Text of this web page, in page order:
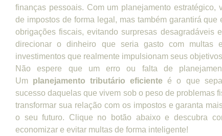
finanças pessoais. Com um planejamento estratégico,
de impostos de forma legal, mas também garantirá
obrigações fiscais, evitando surpresas desagradáveis
direcionar o dinheiro que seria gasto com multas
investimentos que realmente impulsionam seus
Não espere que um erro ou falta de
Um planejamento tributário eficiente é o que
sucesso daquelas que vivem sob o peso de problemas
transformar sua relação com os impostos e garanta
o seu futuro. Clique no botão abaixo e descubra
economizar e evitar multas de forma inteligente!